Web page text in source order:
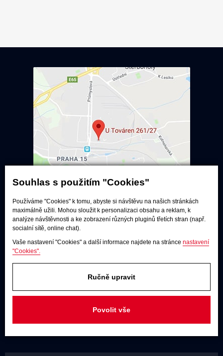
Souhlas s použitím "Cookies"
Používáme "Cookies" k tomu, abyste si návštěvu na našich stránkách
maximálně užili. Mohou sloužit k personalizaci obsahu a reklam, k
analýze návštěvnosti a ke zobrazení různých pluginů třetích stran (např.
socialní sítě, online chat).
Vaše nastavení "Cookies" a další informace najdete na stránce nastavení
"Cookies".
Ručně upravit
Povolit vše
Poslechové studio
Po - pá:
9:00 - 12:00 / 13:00 - 17:00
U Továren 261/27, 102 00 Praha 10,
+420 731 488 859 (9:00 - 17:00)
info@rodel-audio.cz